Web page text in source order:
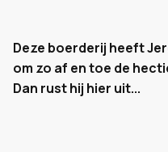
Deze boerderij heeft
om zo af en toe de
Dan rust hij hier uit...